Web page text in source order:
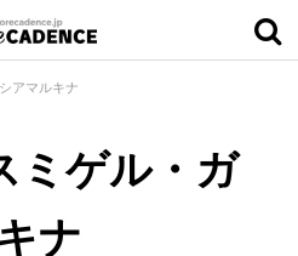
アマルキナ
ミゲル・ガ
ナ